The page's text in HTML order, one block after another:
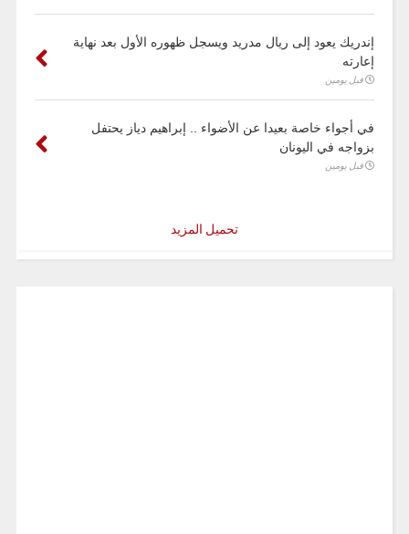
إندريك يعود إلى ريال مدريد ويسجل ظهوره الأول بعد نهاية
إعارته
قبل يومين
في أجواء خاصة بعيدا عن الأضواء .. إبراهيم دياز يحتفل
بزواجه في اليونان
قبل يومين
تحميل المزيد